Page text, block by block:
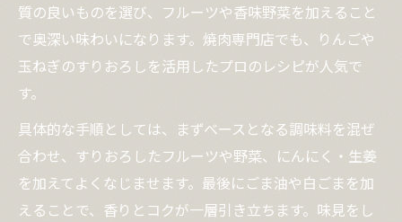
質の良いものを選び、フルーツや香味野菜を加えること
で奥深い味わいになります。焼肉専門店でも、りんごや
玉ねぎのすりおろしを活用したプロのレシピが人気で
す。
具体的な手順としては、まずベースとなる調味料を混ぜ
合わせ、すりおろしたフルーツや野菜、にんにく・生姜
を加えてよくなじませます。最後にごま油や白ごまを加
えることで、香りとコクが一層引き立ちます。味見をし